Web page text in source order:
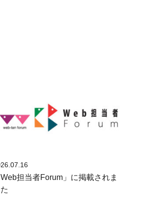
Web担当者Forum」に掲載されま